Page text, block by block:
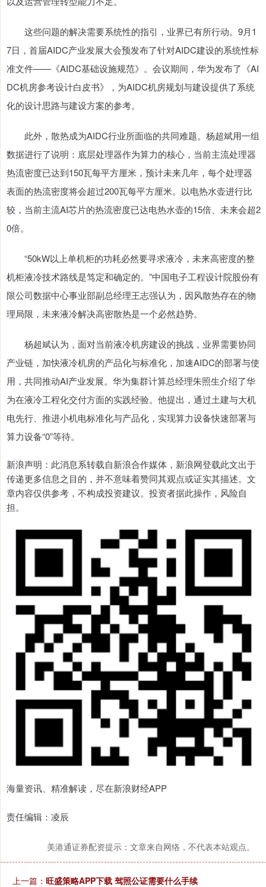
这些问题的解决需要系统性的指引，业界已有所行动。9月1
7日，首届AIDC产业发展大会预发布了针对AIDC建设的系统性标
准文件——《AIDC基础设施规范》。会议期间，华为发布了《AI
DC机房参考设计白皮书》，为AIDC机房规划与建设提供了系统
化的设计思路与建设方案的参考。
此外，散热成为AIDC行业所面临的共同难题。杨超斌用一组
数据进行了说明：底层处理器作为算力的核心，当前主流处理器
热流密度已达到150瓦每平方厘米，预计未来几年，每个处理器
表面的热流密度将会超过200瓦每平方厘米。以电热水壶进行比
较，当前主流AI芯片的热流密度已达电热水壶的15倍、未来会超2
0倍。
“50kW以上单机柜的功耗必然要寻求液冷，未来高密度的整
机柜液冷技术路线是笃定和确定的。”中国电子工程设计院股份有
限公司数据中心事业部副总经理王志强认为，因风散热存在的物
理局限，未来液冷解决高密散热是一个必然趋势。
杨超斌认为，面对当前液冷机房建设的挑战，业界需要协同
产业链，加快液冷机房的产品化与标准化，加速AIDC的部署与使
用，共同推动AI产业发展。华为集群计算总经理朱照生介绍了华
为在液冷工程化交付方面的实践经验。他提出，通过土建与大机
电先行、推进小机电标准化与产品化，实现算力设备快速部署与
算力设备“0”等待。
新浪声明：此消息系转载自新浪合作媒体，新浪网登载此文出于
传递更多信息之目的，并不意味着赞同其观点或证实其描述。文
章内容仅供参考，不构成投资建议。投资者据此操作，风险自
担。
海量资讯、精准解读，尽在新浪财经APP
责任编辑：凌辰
美港通证券配资提示：文章来自网络，不代表本站观点。
上一篇： 旺盛策略APP下载 驾照公证需要什么手续